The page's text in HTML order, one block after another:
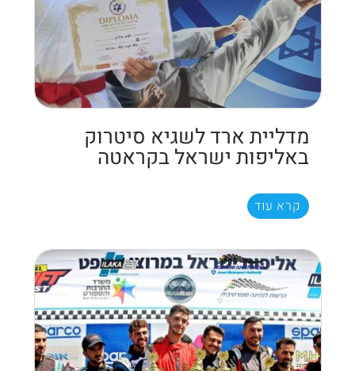
מדליית ארד לשגיא סיטרוק
באליפות ישראל בקראטה
קרא עוד